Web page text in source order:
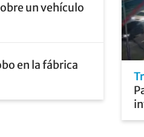
un vehículo
en la fábrica